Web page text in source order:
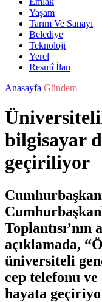
Yaşam
Tarım Ve Sanayi
Belediye
Teknoloji
Yerel
Resmî İlan
Anasayfa Gündem
bilgisayar
geçiriliyor
Toplantısı’nın
açıklamada,
üniversiteli
cep telefonu
hayata